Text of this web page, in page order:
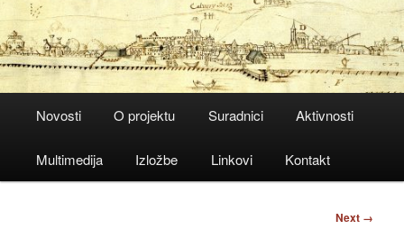
Novosti O projektu Suradnici Aktivnosti
Multimedija Izložbe Linkovi Kontakt
Next →